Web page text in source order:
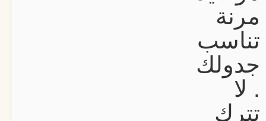
مرنة
تناسب
جدولك
. لا
تترك